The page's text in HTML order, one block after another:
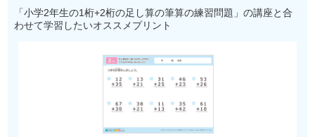
「小学2年生の1桁+2桁の足し算の筆算の練習問題」の講座と合
わせて学習したいオススメプリント